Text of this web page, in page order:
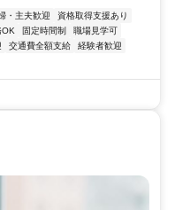
・主夫歓迎
資格取得支援あり
OK 固定時間制
職場見学可
交通費全額支給
経験者歓迎